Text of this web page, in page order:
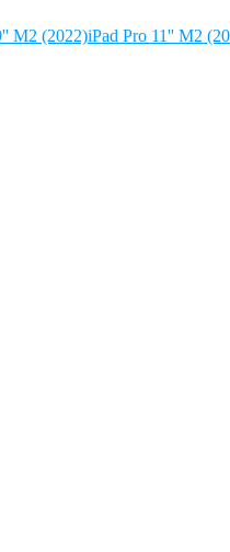
М2 (2022)iPad Pro 11'' М2